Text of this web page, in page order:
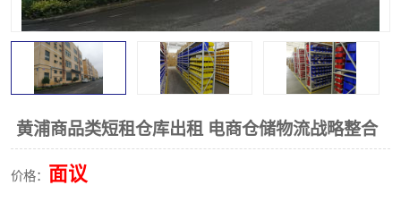
黄浦商品类短租仓库出租 电商仓储物流战略整合
价格： 面议